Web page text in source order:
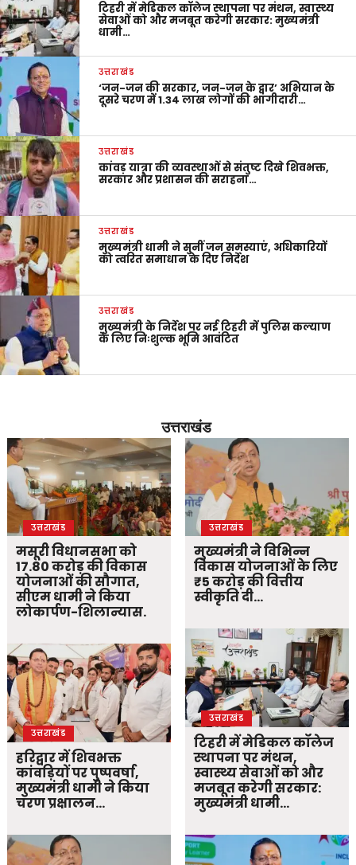
टिहरी में मेडिकल कॉलेज स्थापना पर मंथन, स्वास्थ्य
सेवाओं को और मजबूत करेगी सरकार: मुख्यमंत्री
धामी…
उत्तराखंड
‘जन-जन की सरकार, जन-जन के द्वार’ अभियान के
दूसरे चरण में 1.34 लाख लोगों की भागीदारी…
उत्तराखंड
कांवड़ यात्रा की व्यवस्थाओं से संतुष्ट दिखे शिवभक्त,
सरकार और प्रशासन की सराहना…
उत्तराखंड
मुख्यमंत्री धामी ने सुनीं जन समस्याएं, अधिकारियों
को त्वरित समाधान के दिए निर्देश
उत्तराखंड
मुख्यमंत्री के निर्देश पर नई टिहरी में पुलिस कल्याण
के लिए निःशुल्क भूमि आवंटित
उत्तराखंड
उत्तराखंड
मसूरी विधानसभा को
17.80 करोड़ की विकास
योजनाओं की सौगात,
सीएम धामी ने किया
लोकार्पण-शिलान्यास.
उत्तराखंड
हरिद्वार में शिवभक्त
कांवड़ियों पर पुष्पवर्षा,
मुख्यमंत्री धामी ने किया
चरण प्रक्षालन…
उत्तराखंड
मुख्यमंत्री ने विभिन्न
विकास योजनाओं के लिए
₹5 करोड़ की वित्तीय
स्वीकृति दी…
उत्तराखंड
टिहरी में मेडिकल कॉलेज
स्थापना पर मंथन,
स्वास्थ्य सेवाओं को और
मजबूत करेगी सरकार:
मुख्यमंत्री धामी…